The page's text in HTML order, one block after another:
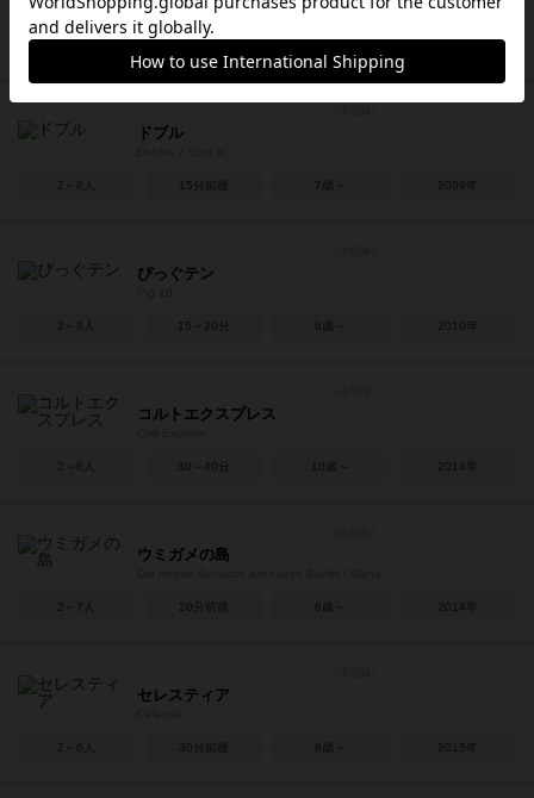
Zooloretto
ドブル
2～8人 15分前後 7歳～ 2009年
ぴっぐテン
2～8人 15～20分 6歳～ 2010年
コルトエクスプレス
2～6人 30～40分 10歳～ 2014年
ウミガメの島
2～7人 20分前後 6歳～ 2014年
セレスティア
2～6人 30分前後 8歳～ 2015年